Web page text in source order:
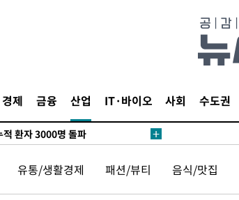
경제 금융 산업 IT·바이오 사회 수도권
번호 7번 의미보단 팀 위해 뛸
권리당원 투표 김민석 승리
마음 느꼈고, 많은 트로피 원해 아
환자 3000명 돌파
발견…감정가 1.3억원
, 닷새 만에 숨진 채 발견
유통/생활경제 패션/뷰티 음식/맛집